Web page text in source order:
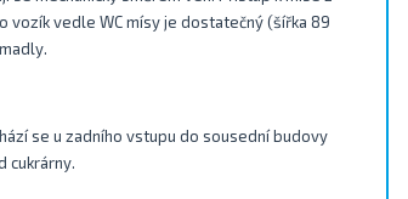
vedle WC mísy je dostatečný (šířka 89
se u zadního vstupu do sousední budovy
cukrárny.